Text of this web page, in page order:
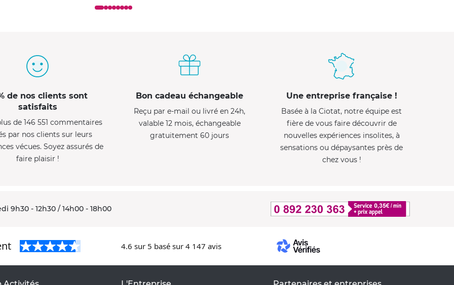
de nos clients sont
satisfaits
de 146 551 commentaires
par nos clients sur leurs
vécues. Soyez assurés de
faire plaisir !
Bon cadeau échangeable
Reçu par e-mail ou livré en 24h,
valable 12 mois, échangeable
gratuitement 60 jours
Une entreprise française !
Basée à la Ciotat, notre équipe est
fière de vous faire découvrir de
nouvelles expériences insolites, à
sensations ou dépaysantes près de
chez vous !
9h30 - 12h30 / 14h00 - 18h00
4.6 sur 5 basé sur 4 147 avis